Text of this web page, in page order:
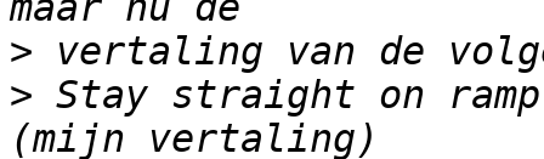
>
> Stay straight on